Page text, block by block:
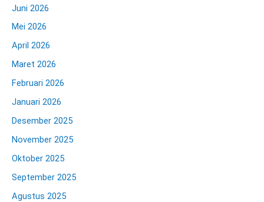
Juni 2026
Mei 2026
April 2026
Maret 2026
Februari 2026
Januari 2026
Desember 2025
November 2025
Oktober 2025
September 2025
Agustus 2025